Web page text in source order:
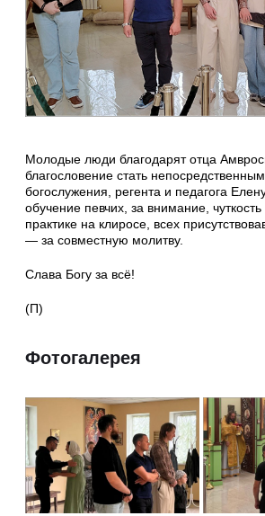
Молодые люди благодарят отца
благословение стать
богослужения, регента и педагога
обучение певчих, за внимание,
практике на клиросе, всех
— за совместную молитву.
Слава Богу за всё!
(П)
Фотогалерея